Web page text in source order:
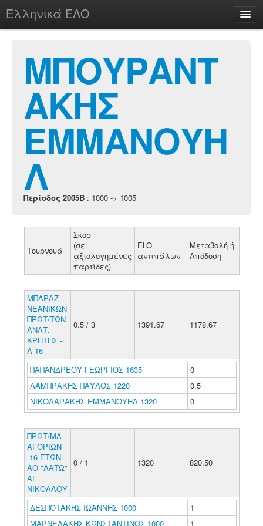
Ελληνικά ΕΛΟ
chesstu.be @ discord
Login
ΜΠΟΥΡΑΝΤ
ΑΚΗΣ
ΕΜΜΑΝΟΥΗ
Λ
Περίοδος 2005B : 1000 -> 1005
Τουρνουά
Σκορ
(σε
αξιολογημένες
παρτίδες)
ELO
αντιπάλων
Μεταβολή ή
Απόδοση
ΜΠΑΡΑΖ
ΝΕΑΝΙΚΩΝ
ΠΡΩΤ/ΤΩΝ
ΑΝΑΤ.
ΚΡΗΤΗΣ -
Α 16
0.5 / 3 1391.67 1178.67
ΠΑΠΑΝΔΡΕΟΥ ΓΕΩΡΓΙΟΣ 1635
0
ΛΑΜΠΡΑΚΗΣ ΠΑΥΛΟΣ 1220
0.5
ΝΙΚΟΛΑΡΑΚΗΣ ΕΜΜΑΝΟΥΗΛ 1320
0
ΠΡΩΤ/ΜΑ
ΑΓΟΡΙΩΝ
-16 ΕΤΩΝ
ΑΟ "ΛΑΤΩ"
ΑΓ.
ΝΙΚΟΛΑΟΥ
0 / 1 1320 820.50
ΔΕΣΠΟΤΑΚΗΣ ΙΩΑΝΝΗΣ 1000
1
ΜΑΡΝΕΛΑΚΗΣ ΚΩΝΣΤΑΝΤΙΝΟΣ 1000
1